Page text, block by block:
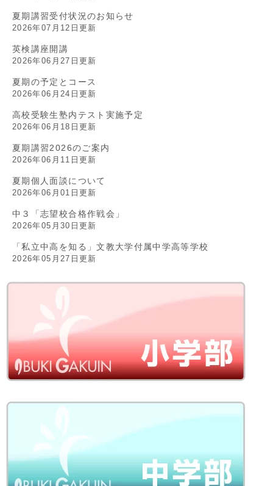
夏期講習受付状況のお知らせ
2026年07月12日更新
英検講座開講
2026年06月27日更新
夏期の予定とコース
2026年06月24日更新
高校受験生塾内テスト実施予定
2026年06月18日更新
夏期講習2026のご案内
2026年06月11日更新
夏期個人面談について
2026年06月01日更新
中３「志望校合格作戦会」
2026年05月30日更新
「私立中高を知る」文教大学付属中学高等学校
2026年05月27日更新